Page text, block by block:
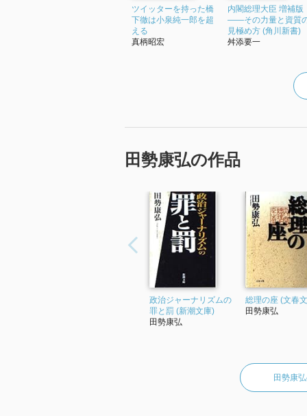
ツイッターを持った橋
下徹は小泉純一郎を超
える
真柄昭宏
内閣総理大臣 増補版
――その力量と資質
見極め方 (角川新書)
舛添要一
田勢康弘の作品
政治ジャーナリズムの
罪と罰 (新潮文庫)
田勢康弘
総理の座 (文春
田勢康弘
田勢康